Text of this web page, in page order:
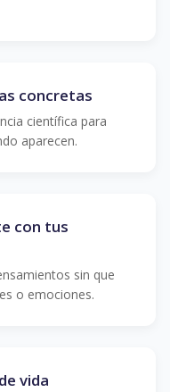
concretas
científica para
aparecen.
con tus
sin que
o emociones.
vida